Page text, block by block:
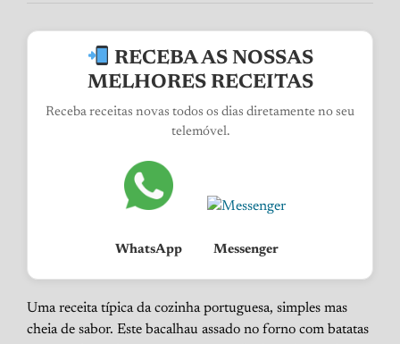
RECEBA AS NOSSAS
MELHORES RECEITAS
Receba receitas novas todos os dias diretamente no seu
telemóvel.
WhatsApp Messenger
Uma receita típica da cozinha portuguesa, simples mas
cheia de sabor. Este bacalhau assado no forno com batatas